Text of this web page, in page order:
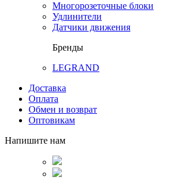
Многорозеточные блоки
Удлинители
Датчики движения
Бренды
LEGRAND
Доставка
Оплата
Обмен и возврат
Оптовикам
Напишите нам